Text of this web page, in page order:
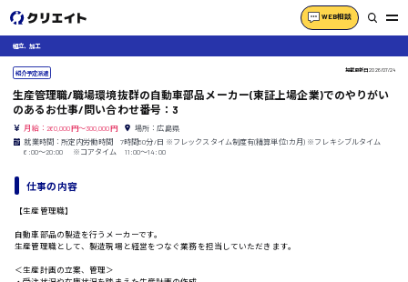
WEB相談
組立、加工
紹介予定派遣 掲載更新日2026/07/24
生産管理職/職場環境抜群の自動車部品メーカー(東証上場企業)でのやりがい
のあるお仕事/問い合わせ番号：3
月給：260,000円～300,000円
場所：広島県
就業時間：所定内労働時間 7時間50分/日 ※フレックスタイム制度有(精算単位1カ月) ※フレキシブルタイム
6:00～20:00 ※コアタイム 11:00～14:00
仕事の内容
【生産管理職】
自動車部品の製造を行うメーカーです。
生産管理職として、製造現場と経営をつなぐ業務を担当していただきます。
＜生産計画の立案、管理＞